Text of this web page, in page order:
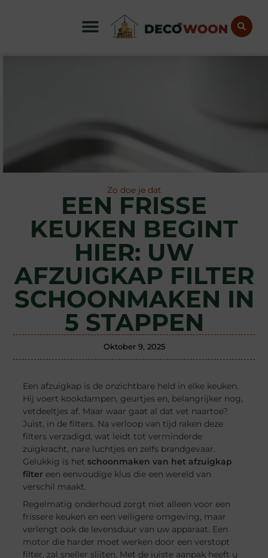
Zo doe je dat
EEN FRISSE
KEUKEN BEGINT
HIER: UW
AFZUIGKAP FILTER
SCHOONMAKEN IN
5 STAPPEN
Oktober 9, 2025
Een afzuigkap is de onzichtbare held in elke keuken.
Hij voert kookdampen, geurtjes en, belangrijker nog,
vetdeeltjes af. Maar waar gaat al dat vet naartoe?
Juist, in de filters. Na verloop van tijd raken deze
filters verzadigd, wat leidt tot verminderde
zuigkracht, nare luchtjes en zelfs brandgevaar.
Gelukkig is het schoonmaken van het afzuigkap
filter een eenvoudige klus die een wereld van
verschil maakt.
Regelmatig onderhoud zorgt niet alleen voor een
frissere keuken en een veiligere omgeving, maar
verlengt ook de levensduur van uw apparaat. Een
motor die harder moet werken door een verstopt
filter, zal sneller slijten. Met de juiste aanpak heeft u